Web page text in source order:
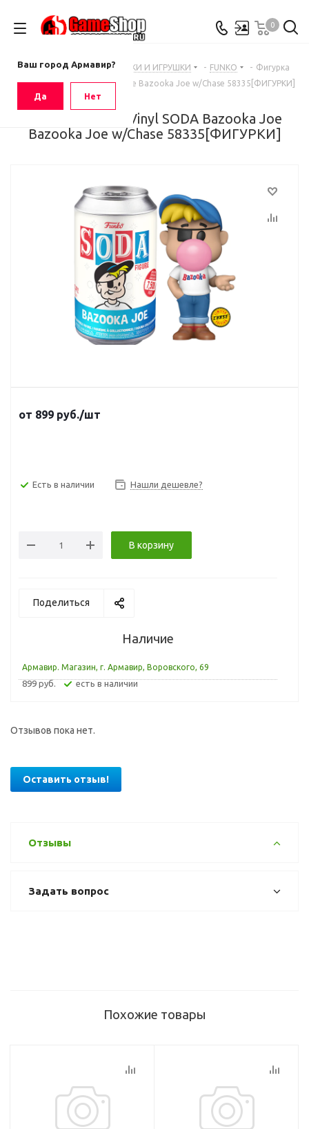
Ваш город Армавир?
Да Нет
0
Главная - Каталог - ФИГУРКИ И ИГРУШКИ - FUNKO - Фигурка
Funko Vinyl SODA Bazooka Joe Bazooka Joe w/Chase 58335[ФИГУРКИ]
Фигурка Funko Vinyl SODA Bazooka Joe
Bazooka Joe w/Chase 58335[ФИГУРКИ]
от 899 руб./шт
Есть в наличии Нашли дешевле?
В корзину
Поделиться
Наличие
Армавир. Магазин, г. Армавир, Воровского, 69
899 руб. Есть в наличии
Отзывов пока нет.
Оставить отзыв!
Отзывы
Задать вопрос
Похожие товары